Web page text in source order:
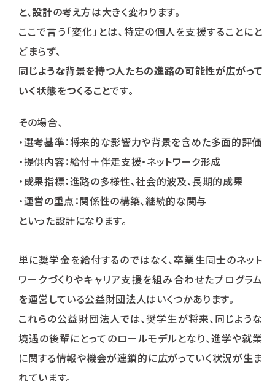
と、設計の考え方は大きく変わります。
ここで言う「変化」とは、特定の個人を支援することにと
どまらず、
同じような背景を持つ人たちの進路の可能性が広がって
いく状態をつくることです。
その場合、
・選考基準：将来的な影響力や背景を含めた多面的評価
・提供内容：給付＋伴走支援・ネットワーク形成
・成果指標：進路の多様性、社会的波及、長期的成果
・運営の重点：関係性の構築、継続的な関与
といった設計になります。
単に奨学金を給付するのではなく、卒業生同士のネット
ワークづくりやキャリア支援を組み合わせたプログラム
を運営している公益財団法人はいくつかあります。
これらの公益財団法人では、奨学生が将来、同じような
境遇の後輩にとってのロールモデルとなり、進学や就業
に関する情報や機会が連鎖的に広がっていく状況が生ま
れています。